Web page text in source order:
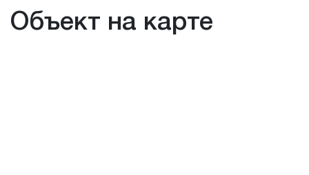
Объект на карте